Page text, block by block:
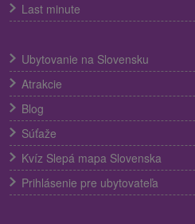
Last minute
Ubytovanie na Slovensku
Atrakcie
Blog
Súťaže
Kvíz Slepá mapa Slovenska
Prihlásenie pre ubytovateľa